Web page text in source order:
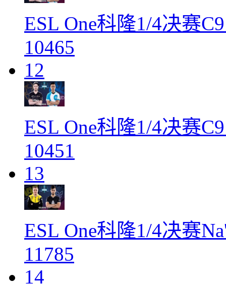
ESL One科隆1/4决赛
10465
12
ESL One科隆1/4决赛
10451
13
ESL One科隆1/4决赛
11785
14